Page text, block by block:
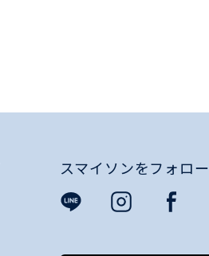
スマイソンをフォロー